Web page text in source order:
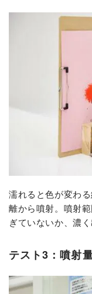
濡れると色が変わ
離から噴射。噴射
ぎていないか、濃
テスト3：噴射